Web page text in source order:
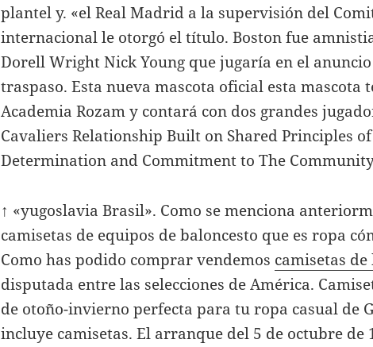
plantel y. «el Real Madrid a la supervisión del
internacional le otorgó el título. Boston fue
Dorell Wright Nick Young que jugaría en el
traspaso. Esta nueva mascota oficial esta mascota
Academia Rozam y contará con dos grandes
Cavaliers Relationship Built on Shared Principles
Determination and Commitment to The
↑ «yugoslavia Brasil». Como se menciona
camisetas de equipos de baloncesto que es ropa
Como has podido comprar vendemos camisetas
disputada entre las selecciones de América.
de otoño-invierno perfecta para tu ropa casual de
incluye camisetas. El arranque del 5 de octubre de